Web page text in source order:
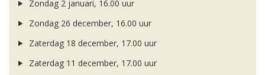
Zondag 2 januari, 16.00 uur
Zondag 26 december, 16.00 uur
Zaterdag 18 december, 17.00 uur
Zaterdag 11 december, 17.00 uur